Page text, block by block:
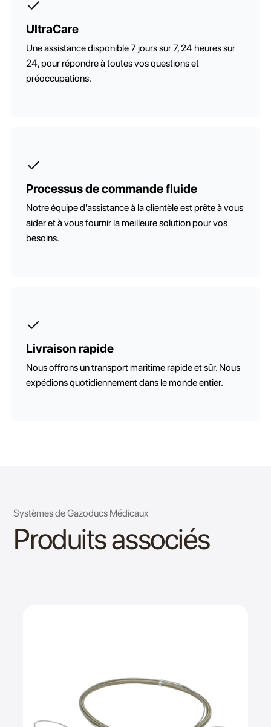
UltraCare
Une assistance disponible 7 jours sur 7, 24 heures sur
24, pour répondre à toutes vos questions et
préoccupations.
Processus de commande fluide
Notre équipe d'assistance à la clientèle est prête à vous
aider et à vous fournir la meilleure solution pour vos
besoins.
Livraison rapide
Nous offrons un transport maritime rapide et sûr. Nous
expédions quotidiennement dans le monde entier.
Systèmes de Gazoducs Médicaux
Produits associés